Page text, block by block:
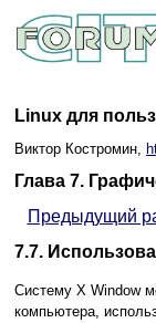
Linux для
Виктор Костромин,
Глава 7.
Предыдущий
7.7.
Систему X Window
компьютера,